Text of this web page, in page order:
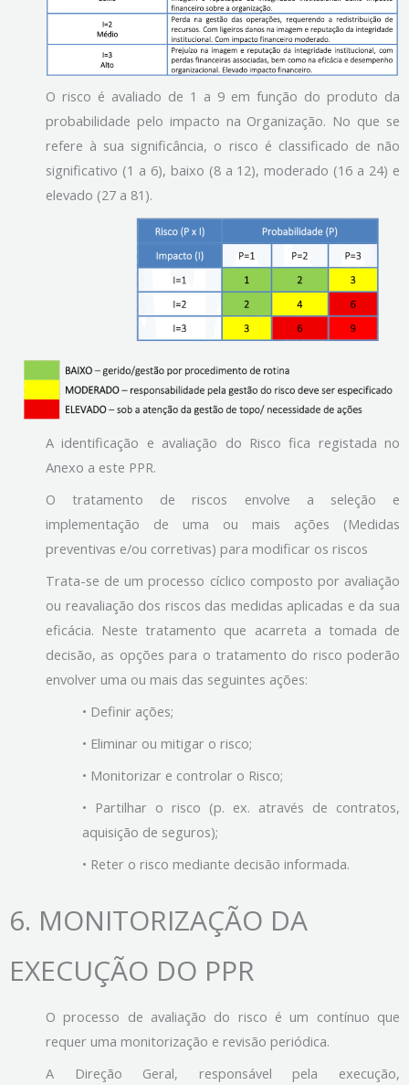
O risco é avaliado de 1 a 9 em função do produto da
probabilidade pelo impacto na Organização. No que se
refere à sua significância, o risco é classificado de não
significativo (1 a 6), baixo (8 a 12), moderado (16 a 24) e
elevado (27 a 81).
A identificação e avaliação do Risco fica registada no
Anexo a este PPR.
O tratamento de riscos envolve a seleção e
implementação de uma ou mais ações (Medidas
preventivas e/ou corretivas) para modificar os riscos
Trata-se de um processo cíclico composto por avaliação
ou reavaliação dos riscos das medidas aplicadas e da sua
eficácia. Neste tratamento que acarreta a tomada de
decisão, as opções para o tratamento do risco poderão
envolver uma ou mais das seguintes ações:
• Definir ações;
• Eliminar ou mitigar o risco;
• Monitorizar e controlar o Risco;
• Partilhar o risco (p. ex. através de contratos,
aquisição de seguros);
• Reter o risco mediante decisão informada.
6. MONITORIZAÇÃO DA
EXECUÇÃO DO PPR
O processo de avaliação do risco é um contínuo que
requer uma monitorização e revisão periódica.
A Direção Geral, responsável pela execução,